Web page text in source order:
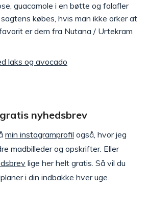
guacamole i en bøtte og falafler
købes, hvis man ikke orker at
er dem fra Nutana / Urtekram
laks og avocado
nyhedsbrev
min instagramprofil også, hvor jeg
madbilleder og opskrifter. Eller
lige her helt gratis. Så vil du
i din indbakke hver uge.